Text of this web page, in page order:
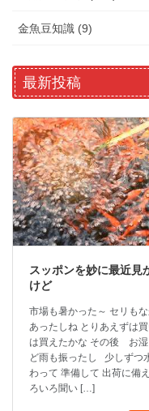
金魚豆知識 (9)
最新投稿
スッポンを妙に最近見
けど
市場も暑かった～ セリも
あったしね とりあえずは
は買えたかな その後 お湿
ど雨も振ったし 少しずつ
わって 準備して 出荷に備
ろいろ聞い […]